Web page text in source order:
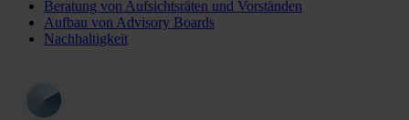
Beratung von Aufsichtsräten und Vorständen
Aufbau von Advisory Boards
Nachhaltigkeit